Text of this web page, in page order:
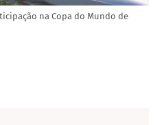
na Copa do Mundo de